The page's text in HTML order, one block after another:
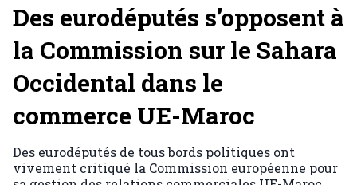
Des eurodéputés s’opposent à
la Commission sur le Sahara
Occidental dans le
commerce UE-Maroc
Des eurodéputés de tous bords politiques ont
vivement critiqué la Commission européenne pour